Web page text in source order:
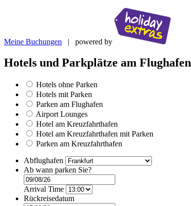
Meine Buchungen | powered by
Hotels und Parkplätze am Flughafen
Hotels ohne Parken
Hotels mit Parken
Parken am Flughafen
Airport Lounges
Hotel am Kreuzfahrthafen
Hotel am Kreuzfahrthafen mit Parken
Parken am Kreuzfahrthafen
Abflughafen
Ab wann parken Sie?
Arrival Time
Rückreisedatum